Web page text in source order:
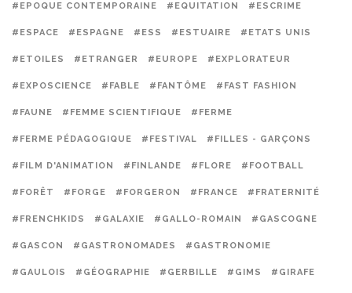
#EPOQUE CONTEMPORAINE #EQUITATION #ESCRIME
#ESPACE #ESPAGNE #ESS #ESTUAIRE #ETATS UNIS
#ETOILES #ETRANGER #EUROPE #EXPLORATEUR
#EXPOSCIENCE #FABLE #FANTÔME #FAST FASHION
#FAUNE #FEMME SCIENTIFIQUE #FERME
#FERME PÉDAGOGIQUE #FESTIVAL #FILLES - GARÇONS
#FILM D'ANIMATION #FINLANDE #FLORE #FOOTBALL
#FORÊT #FORGE #FORGERON #FRANCE #FRATERNITÉ
#FRENCHKIDS #GALAXIE #GALLO-ROMAIN #GASCOGNE
#GASCON #GASTRONOMADES #GASTRONOMIE
#GAULOIS #GÉOGRAPHIE #GERBILLE #GIMS #GIRAFE